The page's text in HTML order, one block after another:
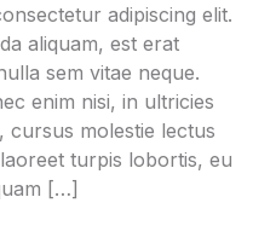
adipiscing elit.
aliquam, est erat
sem vitae neque.
enim nisi, in ultricies
cursus molestie lectus
turpis lobortis, eu
[…]